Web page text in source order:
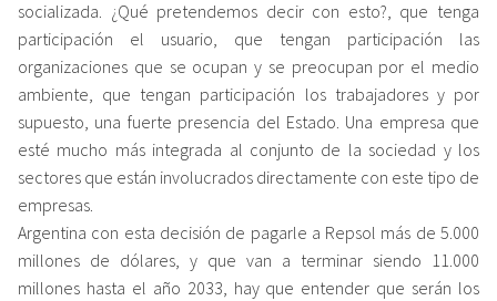
socializada. ¿Qué pretendemos decir con esto?, que tenga
participación el usuario, que tengan participación las
organizaciones que se ocupan y se preocupan por el medio
ambiente, que tengan participación los trabajadores y por
supuesto, una fuerte presencia del Estado. Una empresa que
esté mucho más integrada al conjunto de la sociedad y los
sectores que están involucrados directamente con este tipo de
empresas.
Argentina con esta decisión de pagarle a Repsol más de 5.000
millones de dólares, y que van a terminar siendo 11.000
millones hasta el año 2033, hay que entender que serán los